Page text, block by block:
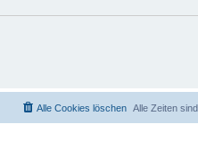
Alle Zeiten sind
Alle Cookies löschen